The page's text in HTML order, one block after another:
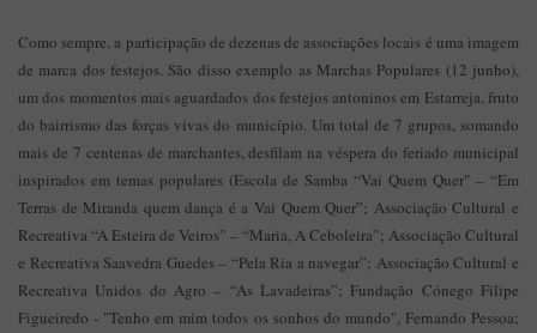
Como sempre, a participação de dezenas de associações locais é uma imagem
de marca dos festejos. São disso exemplo as Marchas Populares (12 junho),
um dos momentos mais aguardados dos festejos antoninos em Estarreja, fruto
do bairrismo das forças vivas do município. Um total de 7 grupos, somando
mais de 7 centenas de marchantes, desfilam na véspera do feriado municipal
inspirados em temas populares (Escola de Samba “Vai Quem Quer" – “Em
Terras de Miranda quem dança é a Vai Quem Quer”; Associação Cultural e
Recreativa “A Esteira de Veiros” – “Maria, A Ceboleira”; Associação Cultural
e Recreativa Saavedra Guedes – “Pela Ria a navegar”; Associação Cultural e
Recreativa Unidos do Agro – “As Lavadeiras”; Fundação Cónego Filipe
Figueiredo - "Tenho em mim todos os sonhos do mundo", Fernando Pessoa;